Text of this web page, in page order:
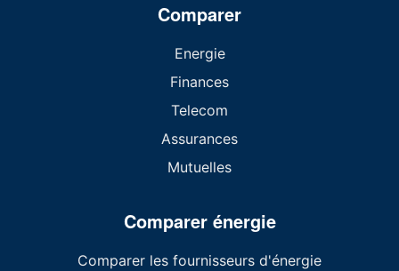
Comparer
Energie
Finances
Telecom
Assurances
Mutuelles
Comparer énergie
Comparer les fournisseurs d'énergie